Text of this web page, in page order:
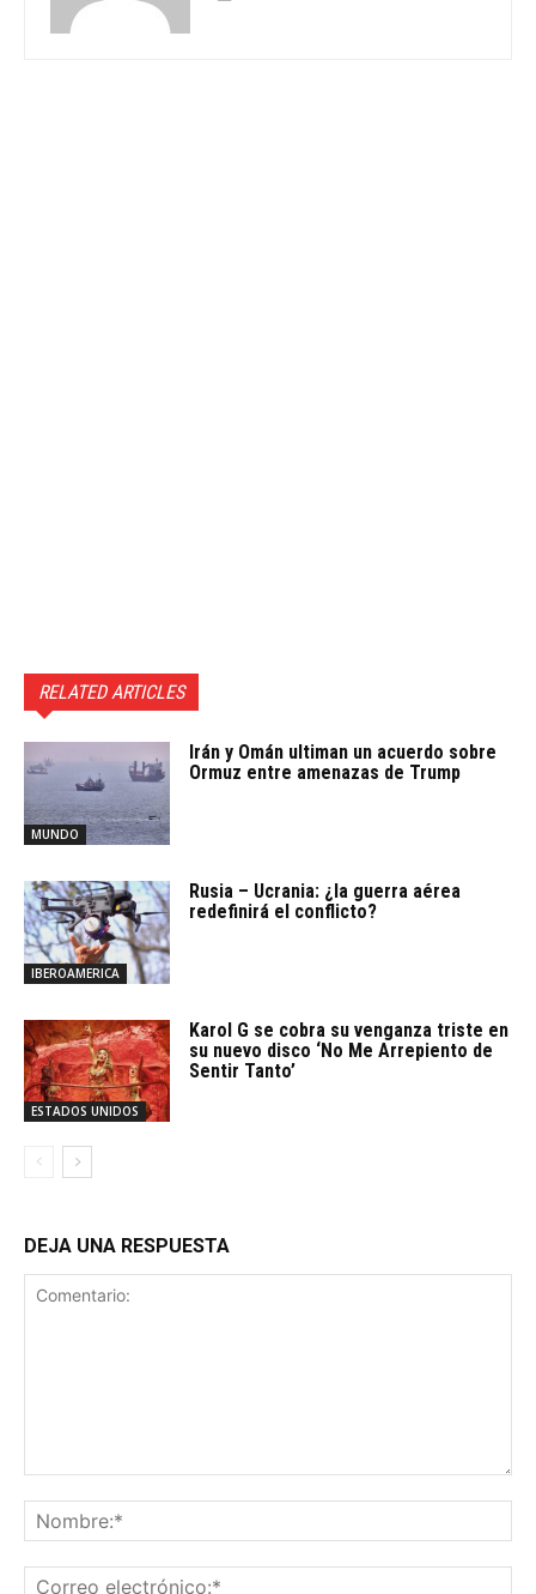
RELATED ARTICLES
MUNDO
Irán y Omán ultiman un acuerdo sobre
Ormuz entre amenazas de Trump
IBEROAMERICA
Rusia – Ucrania: ¿la guerra aérea
redefinirá el conflicto?
ESTADOS UNIDOS
Karol G se cobra su venganza triste en
su nuevo disco ‘No Me Arrepiento de
Sentir Tanto’
DEJA UNA RESPUESTA